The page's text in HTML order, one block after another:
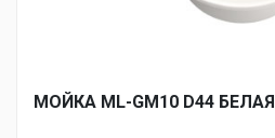
МОЙКA ML-GM10 D44 БЕЛАЯ